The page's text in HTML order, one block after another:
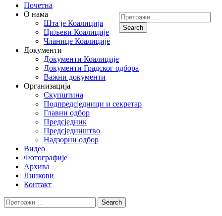
Search
for:
Primary
Menu
Skip
Почетна
О нама
Шта је Коалиција
Циљеви Коалиције
Чланице Коалиције
Документи
Документи Коалиције
Документи Градског одбора
Важни документи
Организација
Скупштина
Подпредсједници и секретар
Главни одбор
Предсједник
Предсједништво
Надзорни одбор
Видео
Фотографије
Архива
Линкови
Контакт
Search
Search
for: